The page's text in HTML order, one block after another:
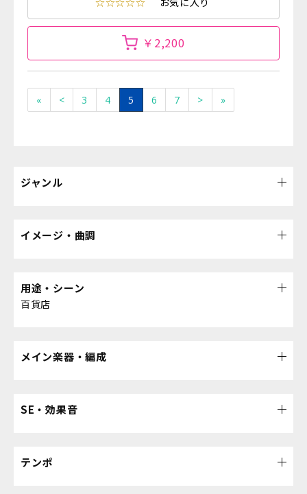
￥2,200
« < 3 4 5 6 7 > »
ジャンル
イメージ・曲調
用途・シーン
百貨店
メイン楽器・編成
SE・効果音
テンポ